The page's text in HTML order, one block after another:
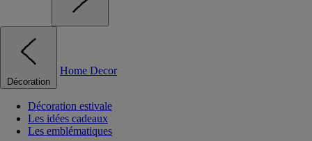
Décoration
Home Decor
Décoration estivale
Les idées cadeaux
Les emblématiques